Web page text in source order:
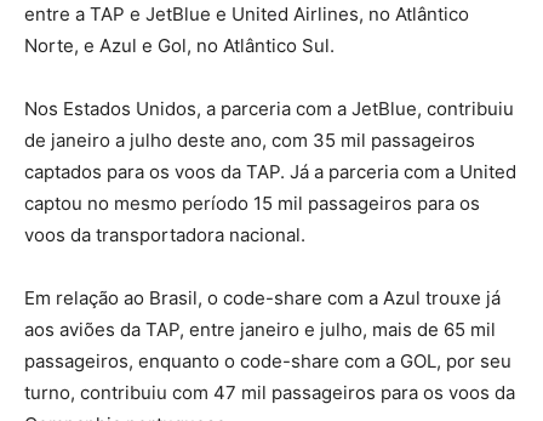
entre a TAP e JetBlue e United Airlines, no Atlântico
Norte, e Azul e Gol, no Atlântico Sul.
Nos Estados Unidos, a parceria com a JetBlue, contribuiu
de janeiro a julho deste ano, com 35 mil passageiros
captados para os voos da TAP. Já a parceria com a United
captou no mesmo período 15 mil passageiros para os
voos da transportadora nacional.
Em relação ao Brasil, o code-share com a Azul trouxe já
aos aviões da TAP, entre janeiro e julho, mais de 65 mil
passageiros, enquanto o code-share com a GOL, por seu
turno, contribuiu com 47 mil passageiros para os voos da